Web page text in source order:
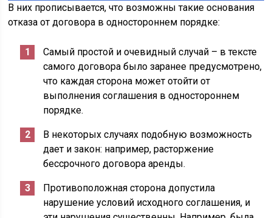
В них прописывается, что возможны такие основания
отказа от договора в одностороннем порядке:
Самый простой и очевидный случай – в тексте
самого договора было заранее предусмотрено,
что каждая сторона может отойти от
выполнения соглашения в одностороннем
порядке.
В некоторых случаях подобную возможность
дает и закон: например, расторжение
бессрочного договора аренды.
Противоположная сторона допустила
нарушение условий исходного соглашения, и